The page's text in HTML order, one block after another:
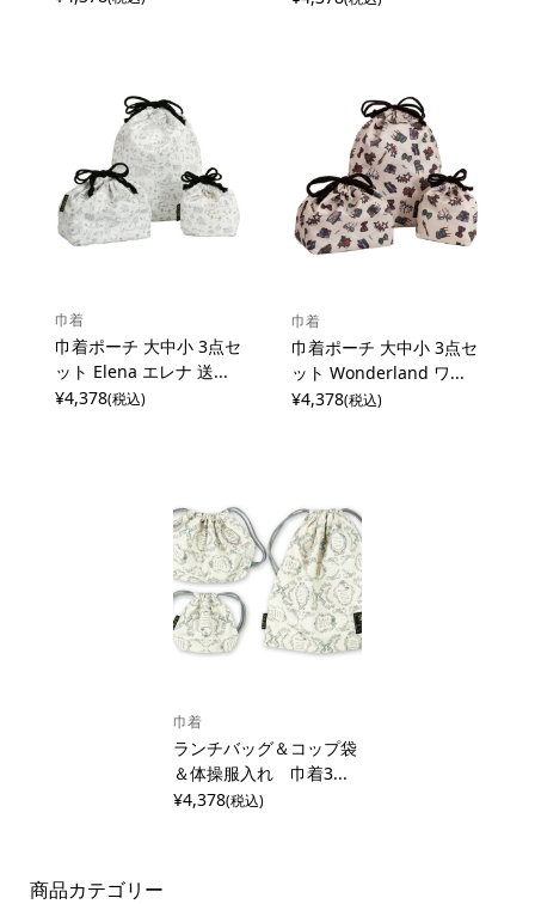
巾着
巾着ポーチ 大中小 3点セ
ット Elena エレナ 送...
¥4,378(税込)
巾着
巾着ポーチ 大中小 3点セ
ット Wonderland ワ...
¥4,378(税込)
巾着
ランチバッグ＆コップ袋
＆体操服入れ 巾着3...
¥4,378(税込)
商品カテゴリー